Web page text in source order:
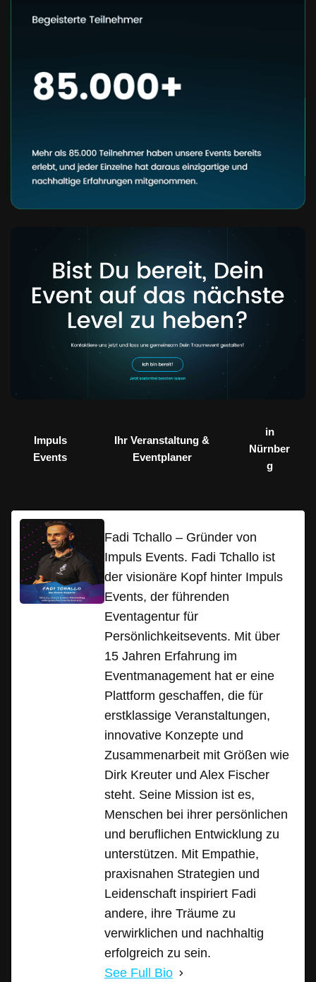
Impuls
Events
Ihr Veranstaltung &
Eventplaner
in
Nürnber
g
Fadi Tchallo – Gründer von
Impuls Events. Fadi Tchallo ist
der visionäre Kopf hinter Impuls
Events, der führenden
Eventagentur für
Persönlichkeitsevents. Mit über
15 Jahren Erfahrung im
Eventmanagement hat er eine
Plattform geschaffen, die für
erstklassige Veranstaltungen,
innovative Konzepte und
Zusammenarbeit mit Größen wie
Dirk Kreuter und Alex Fischer
steht. Seine Mission ist es,
Menschen bei ihrer persönlichen
und beruflichen Entwicklung zu
unterstützen. Mit Empathie,
praxisnahen Strategien und
Leidenschaft inspiriert Fadi
andere, ihre Träume zu
verwirklichen und nachhaltig
erfolgreich zu sein.
See Full Bio